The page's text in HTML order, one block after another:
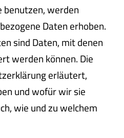
benutzen, werden
Daten erhoben.
sind Daten, mit denen
werden können. Die
erläutert,
und wofür wir sie
wie und zu welchem